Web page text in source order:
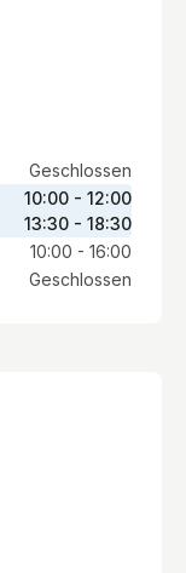
Geschlossen
10:00 - 12:00
13:30 - 18:30
10:00 - 16:00
Geschlossen